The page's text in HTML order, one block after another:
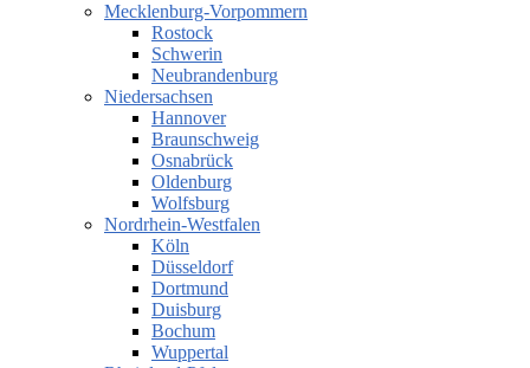
Mecklenburg-Vorpommern
Rostock
Schwerin
Neubrandenburg
Niedersachsen
Hannover
Braunschweig
Osnabrück
Oldenburg
Wolfsburg
Nordrhein-Westfalen
Köln
Düsseldorf
Dortmund
Duisburg
Bochum
Wuppertal